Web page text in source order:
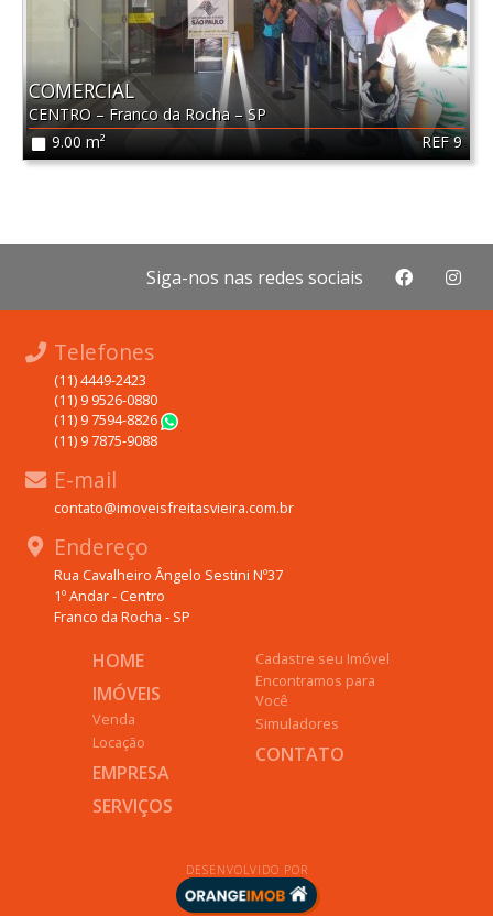
REF 9
COMERCIAL
CENTRO – Franco da Rocha –SP
9.00 m²
Siga-nos nas redes sociais
Telefones
(11) 4449-2423
(11) 9 9526-0880
(11) 9 7594-8826
(11) 9 7875-9088
E-mail
contato@imoveisfreitasvieira.com.br
Endereço
Rua Cavalheiro Ângelo Sestini Nº37
1º Andar - Centro
Franco da Rocha - SP
HOME
IMÓVEIS
Venda
Locação
EMPRESA
SERVIÇOS
Cadastre seu Imóvel
Encontramos para
Você
Simuladores
CONTATO
DESENVOLVIDO POR